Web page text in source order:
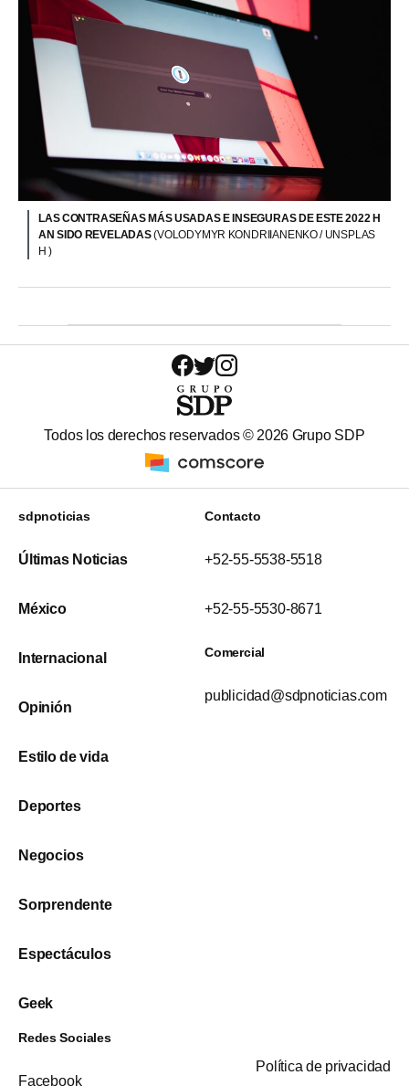
LAS CONTRASEÑAS MÁS USADAS E INSEGURAS DE ESTE 2022 H
AN SIDO REVELADAS(VOLODYMYR KONDRIIANENKO / UNSPLAS
H )
Todos los derechos reservados © 2026 Grupo SDP
sdpnoticias
Últimas Noticias
México
Internacional
Opinión
Estilo de vida
Deportes
Negocios
Sorprendente
Espectáculos
Geek
Contacto
+52-55-5538-5518
+52-55-5530-8671
Comercial
publicidad@sdpnoticias.com
Redes Sociales
Facebook
Política de privacidad